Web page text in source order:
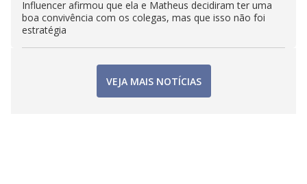
Influencer afirmou que ela e Matheus decidiram ter uma
boa convivência com os colegas, mas que isso não foi
estratégia
VEJA MAIS NOTÍCIAS